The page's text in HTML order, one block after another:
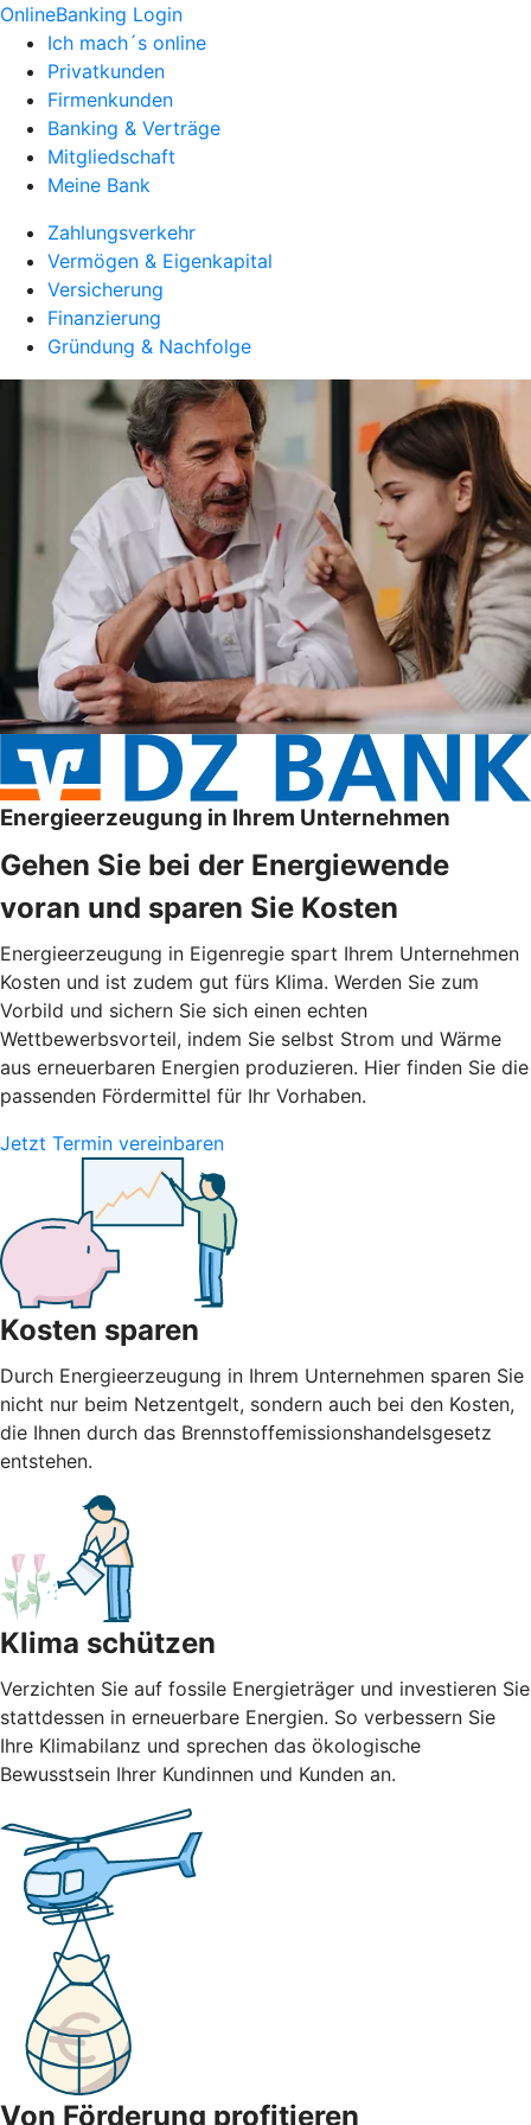
OnlineBanking Login
Ich mach´s online
Privatkunden
Firmenkunden
Banking & Verträge
Mitgliedschaft
Meine Bank
Zahlungsverkehr
Vermögen & Eigenkapital
Versicherung
Finanzierung
Gründung & Nachfolge
Energieerzeugung in Ihrem Unternehmen
Gehen Sie bei der Energiewende
voran und sparen Sie Kosten
Energieerzeugung in Eigenregie spart Ihrem Unternehmen
Kosten und ist zudem gut fürs Klima. Werden Sie zum
Vorbild und sichern Sie sich einen echten
Wettbewerbsvorteil, indem Sie selbst Strom und Wärme
aus erneuerbaren Energien produzieren. Hier finden Sie die
passenden Fördermittel für Ihr Vorhaben.
Jetzt Termin vereinbaren
Kosten sparen
Durch Energieerzeugung in Ihrem Unternehmen sparen Sie
nicht nur beim Netzentgelt, sondern auch bei den Kosten,
die Ihnen durch das Brennstoffemissionshandelsgesetz
entstehen.
Klima schützen
Verzichten Sie auf fossile Energieträger und investieren Sie
stattdessen in erneuerbare Energien. So verbessern Sie
Ihre Klimabilanz und sprechen das ökologische
Bewusstsein Ihrer Kundinnen und Kunden an.
Von Förderung profitieren